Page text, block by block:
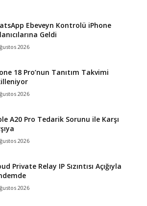
Ebeveyn Kontrolü iPhone
Geldi
2026
18 Pro’nun Tanıtım Takvimi
2026
A20 Pro Tedarik Sorunu ile Karşı
2026
Private Relay IP Sızıntısı Açığıyla
2026